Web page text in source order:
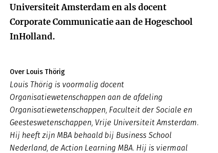
Universiteit Amsterdam en als docent
Corporate Communicatie aan de Hogeschool
InHolland.
Over Louis Thörig
Louis Thörig is voormalig docent
Organisatiewetenschappen aan de afdeling
Organisatiewetenschappen, Faculteit der Sociale en
Geesteswetenschappen, Vrije Universiteit Amsterdam.
Hij heeft zijn MBA behaald bij Business School
Nederland, de Action Learning MBA. Hij is viermaal